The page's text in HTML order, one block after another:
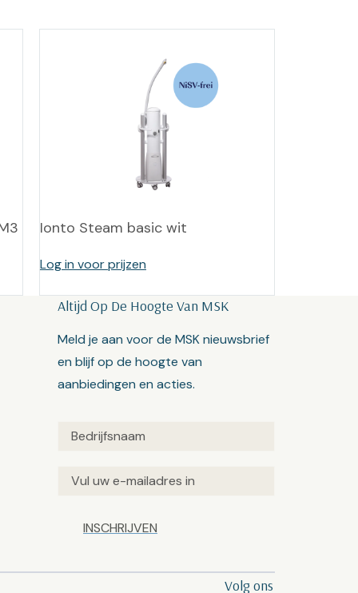
Ionto Steam basic wit
Log in voor prijzen
Altijd Op De Hoogte Van MSK
Meld je aan voor de MSK nieuwsbrief
en blijf op de hoogte van
aanbiedingen en acties.
Untitled(Vereist)
Email(Vereist)
Captcha
Volg ons